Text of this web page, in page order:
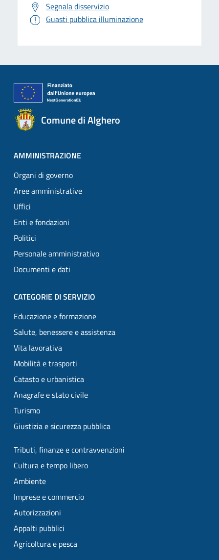
Segnala disservizio
Guasti pubblica illuminazione
Comune di Alghero
AMMINISTRAZIONE
Organi di governo
Aree amministrative
Uffici
Enti e fondazioni
Politici
Personale amministrativo
Documenti e dati
CATEGORIE DI SERVIZIO
Educazione e formazione
Salute, benessere e assistenza
Vita lavorativa
Mobilità e trasporti
Catasto e urbanistica
Anagrafe e stato civile
Turismo
Giustizia e sicurezza pubblica
Tributi, finanze e contravvenzioni
Cultura e tempo libero
Ambiente
Imprese e commercio
Autorizzazioni
Appalti pubblici
Agricoltura e pesca